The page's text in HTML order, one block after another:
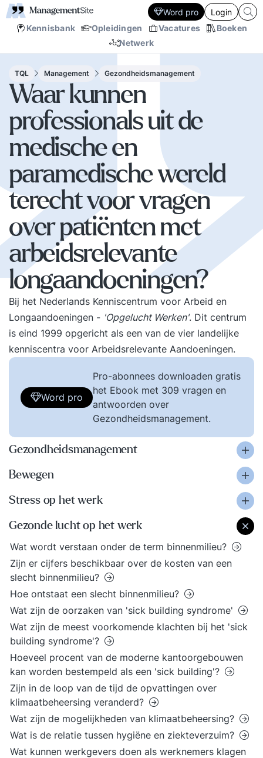
Kennisbank Opleidingen Vacatures
Boeken
Netwerk
Word pro Login
TQL Management Gezondheidsmanagement
Waar kunnen
professionals uit de
medische en
paramedische wereld
terecht voor vragen
over patiënten met
arbeidsrelevante
longaandoeningen?
Bij het Nederlands Kenniscentrum voor Arbeid en
Longaandoeningen - 'Opgelucht Werken'. Dit centrum
is eind 1999 opgericht als een van de vier landelijke
kenniscentra voor Arbeidsrelevante Aandoeningen.
Word pro
Pro-abonnees downloaden gratis
het Ebook met 309 vragen en
antwoorden over
Gezondheidsmanagement.
Gezondheidsmanagement
Bewegen
Stress op het werk
Gezonde lucht op het werk
Wat wordt verstaan onder de term binnenmilieu?
Zijn er cijfers beschikbaar over de kosten van een
slecht binnenmilieu?
Hoe ontstaat een slecht binnenmilieu?
Wat zijn de oorzaken van 'sick building syndrome'
Wat zijn de meest voorkomende klachten bij het 'sick
building syndrome'?
Hoeveel procent van de moderne kantoorgebouwen
kan worden bestempeld als een 'sick building'?
Zijn in de loop van de tijd de opvattingen over
klimaatbeheersing veranderd?
Wat zijn de mogelijkheden van klimaatbeheersing?
Wat is de relatie tussen hygiëne en ziekteverzuim?
Wat kunnen werkgevers doen als werknemers klagen